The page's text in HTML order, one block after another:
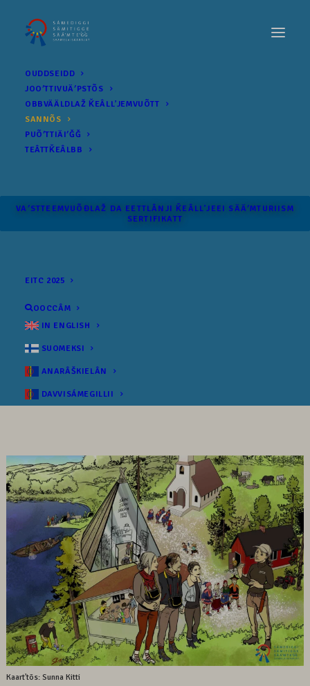
OUDDSEIDD
JOOʹTTIVUÄʹPSTÕS
OBBVÄÄLDLAŽ ǨEÂLLʼJEMVUÕTT
SANNÕS
PUÕʹTTIÄIʹǦǦ
TEÂTTǨEÂLBB
VAʹSTTEEMVUÕĐLAŽ DA EETTLÂNJI ǨEÂLLʼJEEI SÄÄʹM­TURIISM
SERTIFIKATT
EITC 2025
OOCCÂM
IN ENGLISH
SUOMEKSI
ANARÂŠKIELÂN
DAVVISÁMEGILLII
Kaartʼtõs: Sunna Kitti